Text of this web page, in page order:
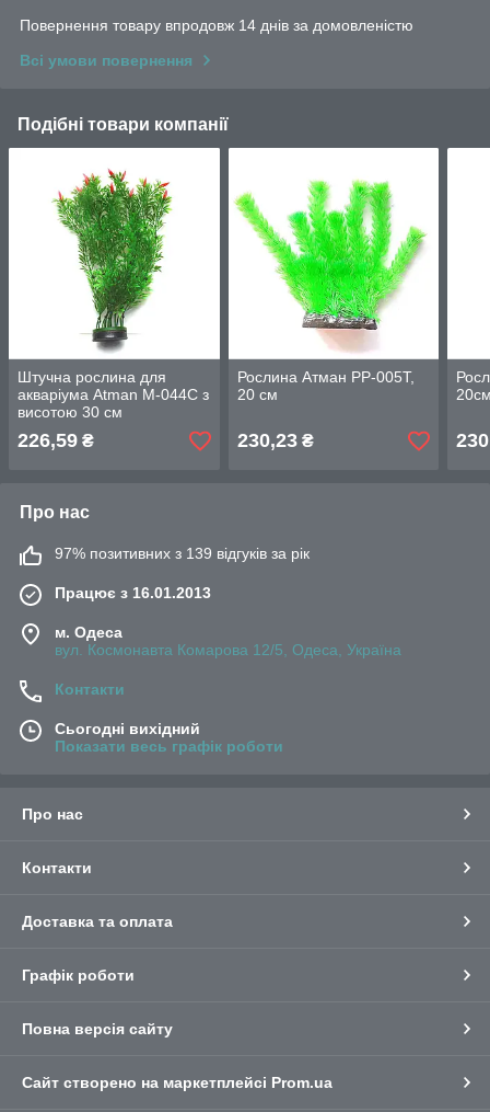
Повернення товару впродовж 14 днів за домовленістю
Всі умови повернення
Подібні товари компанії
Штучна рослина для
акваріума Atman M-044C з
висотою 30 см
226,59 ₴
Рослина Атман PP-005T,
20 см
230,23₴
Про нас
97% позитивних з 139 відгуків за рік
Працює з 16.01.2013
м. Одеса
вул. Космонавта Комарова 12/5, Одеса, Україна
Контакти
Сьогодні вихідний
Показати весь графік роботи
Про нас
Контакти
Доставка та оплата
Графік роботи
Повна версія сайту
Сайт створено на маркетплейсі Prom.ua